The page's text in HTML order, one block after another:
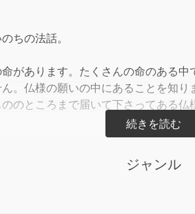
ちの法話。
命があります。たくさんの命のある
。仏様の願いの中にあることを知
のところまで届いて下さってある
間存在、人生観や信仰などが、赤ん
ジャンル